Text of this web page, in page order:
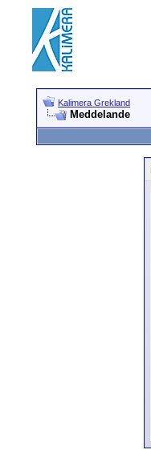
Kalimera Grekland
Meddelande